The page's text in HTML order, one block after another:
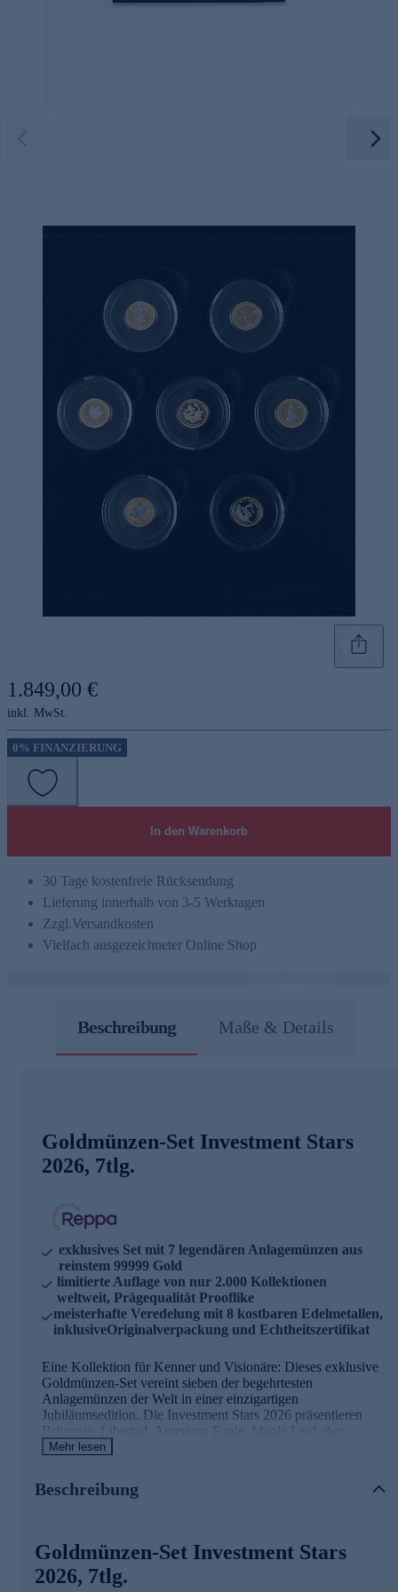
1.849,00 €
inkl. MwSt.
0% FINANZIERUNG
In den Warenkorb
30 Tage kostenfreie Rücksendung
Lieferung innerhalb von 3-5 Werktagen
Zzgl.Versandkosten
Vielfach ausgezeichneter Online Shop
Beschreibung Maße & Details
Goldmünzen-Set Investment Stars
2026, 7tlg.
exklusives Set mit 7 legendären Anlagemünzen aus
reinstem 99999 Gold
limitierte Auflage von nur 2.000 Kollektionen
weltweit, Prägequalität Prooflike
meisterhafte Veredelung mit 8 kostbaren Edelmetallen,
inklusiveOriginalverpackung und Echtheitszertifikat
Eine Kollektion für Kenner und Visionäre: Dieses exklusive
Goldmünzen-Set vereint sieben der begehrtesten
Anlagemünzen der Welt in einer einzigartigen
Jubiläumsedition. Die Investment Stars 2026 präsentieren
Britannia, Libertad, American Eagle, Maple Leaf, den
chinesischen Drachen, Panda und Springbock – jede Münze
Jubiläumsmünzen Libertad mit 45-Jahres-Sondericon und
Jede der sieben 0,5-Gramm-Goldmünzen wurde meisterhaft
mit kostbaren Edelmetallen veredelt: Platin, Roségold,
Ruthenium, Schwarzplatin, Iridium, Weißrhodium,
Mehr lesen
Beschreibung
Goldmünzen-Set Investment Stars
2026, 7tlg.